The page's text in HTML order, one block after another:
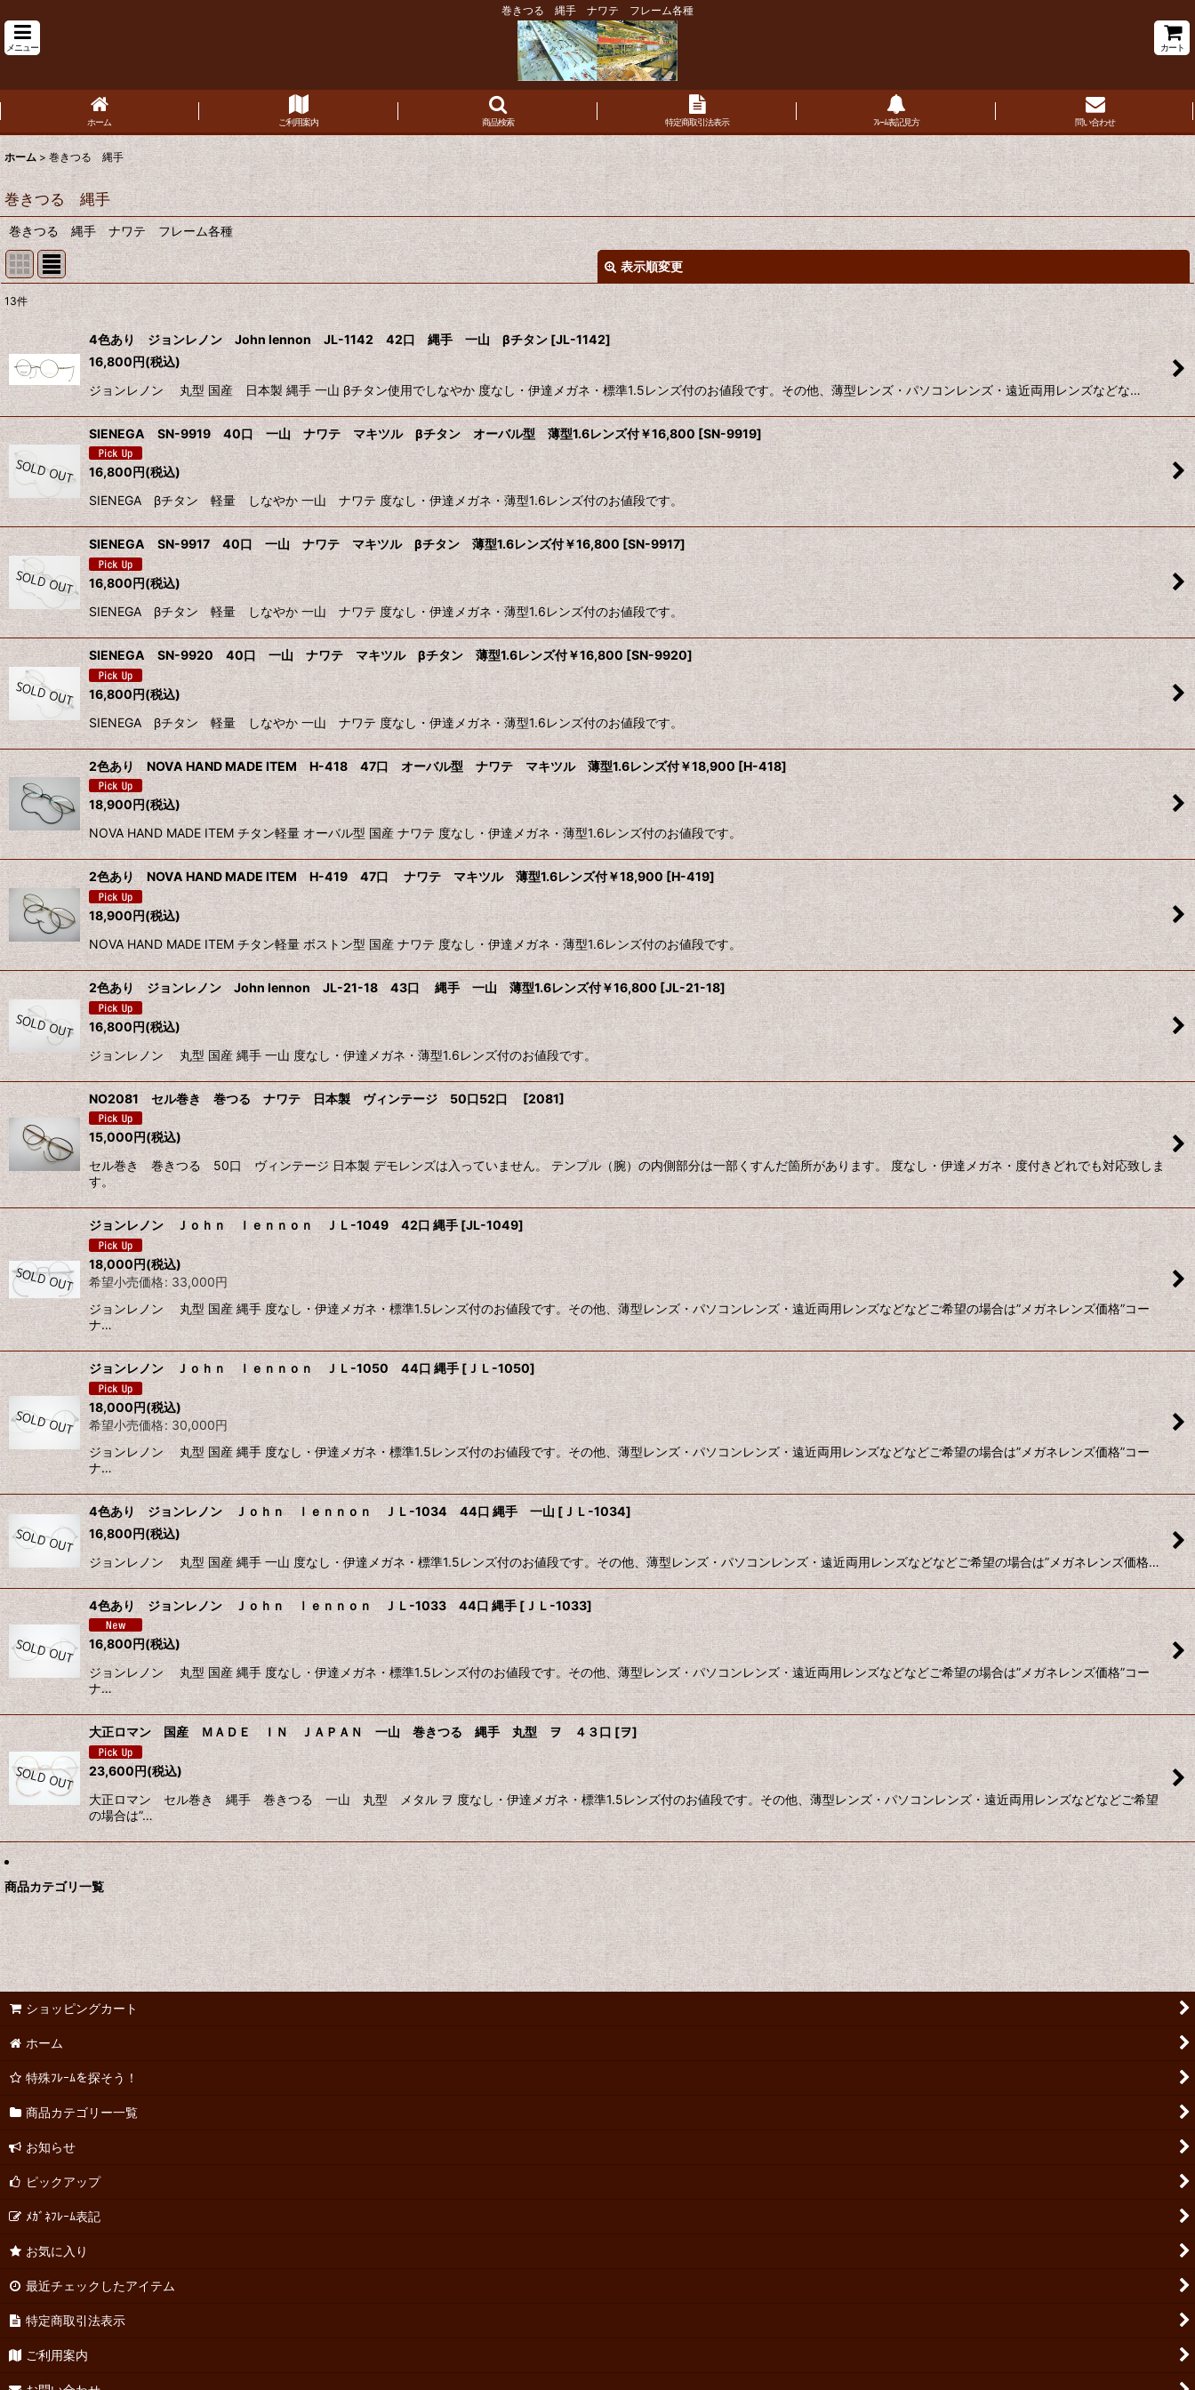
巻きつる 縄手 ナワテ フレーム各種
メニュー カート
ホーム ご利用案内 商品検索 特定商取引法表示 ﾌﾚｰﾑ表記見方 問い合わせ
ホーム > 巻きつる 縄手
巻きつる 縄手
巻きつる 縄手 ナワテ フレーム各種
表示順変更
表示数:
並び順:
絞り込む
13件
4色あり ジョンレノン John lennon JL-1142 42口 縄手 一山 βチタン [JL-1142]
16,800円(税込)
ジョンレノン 丸型 国産 日本製 縄手 一山 βチタン使用でしなやか 度なし・伊達メガネ・標準1.5レンズ付のお値段です。その他、薄型レンズ・パソコンレンズ・遠近両用レンズなどな…
SIENEGA SN-9919 40口 一山 ナワテ マキツル βチタン オーバル型 薄型1.6レンズ付￥16,800 [SN-9919]
16,800円(税込)
SIENEGA βチタン 軽量 しなやか 一山 ナワテ 度なし・伊達メガネ・薄型1.6レンズ付のお値段です。
SIENEGA SN-9917 40口 一山 ナワテ マキツル βチタン 薄型1.6レンズ付￥16,800 [SN-9917]
16,800円(税込)
SIENEGA βチタン 軽量 しなやか 一山 ナワテ 度なし・伊達メガネ・薄型1.6レンズ付のお値段です。
SIENEGA SN-9920 40口 一山 ナワテ マキツル βチタン 薄型1.6レンズ付￥16,800 [SN-9920]
16,800円(税込)
SIENEGA βチタン 軽量 しなやか 一山 ナワテ 度なし・伊達メガネ・薄型1.6レンズ付のお値段です。
2色あり NOVA HAND MADE ITEM H-418 47口 オーバル型 ナワテ マキツル 薄型1.6レンズ付￥18,900 [H-418]
18,900円(税込)
NOVA HAND MADE ITEM チタン軽量 オーバル型 国産 ナワテ 度なし・伊達メガネ・薄型1.6レンズ付のお値段です。
2色あり NOVA HAND MADE ITEM H-419 47口 ナワテ マキツル 薄型1.6レンズ付￥18,900 [H-419]
18,900円(税込)
NOVA HAND MADE ITEM チタン軽量 ボストン型 国産 ナワテ 度なし・伊達メガネ・薄型1.6レンズ付のお値段です。
2色あり ジョンレノン John lennon JL-21-18 43口 縄手 一山 薄型1.6レンズ付￥16,800 [JL-21-18]
16,800円(税込)
ジョンレノン 丸型 国産 縄手 一山 度なし・伊達メガネ・薄型1.6レンズ付のお値段です。
NO2081 セル巻き 巻つる ナワテ 日本製 ヴィンテージ 50口52口 [2081]
15,000円(税込)
セル巻き 巻きつる 50口 ヴィンテージ 日本製 デモレンズは入っていません。 テンプル（腕）の内側部分は一部くすんだ箇所があります。 度なし・伊達メガネ・度付きどれでも対応致しま
す。
ジョンレノン Ｊｏｈｎ ｌｅｎｎｏｎ ＪＬ-1049 42口 縄手 [JL-1049]
18,000円(税込)
希望小売価格: 33,000円
ジョンレノン 丸型 国産 縄手 度なし・伊達メガネ・標準1.5レンズ付のお値段です。その他、薄型レンズ・パソコンレンズ・遠近両用レンズなどなどご希望の場合は”メガネレンズ価格”コー
ナ…
ジョンレノン Ｊｏｈｎ ｌｅｎｎｏｎ ＪＬ-1050 44口 縄手 [ＪＬ-1050]
18,000円(税込)
希望小売価格: 30,000円
ジョンレノン 丸型 国産 縄手 度なし・伊達メガネ・標準1.5レンズ付のお値段です。その他、薄型レンズ・パソコンレンズ・遠近両用レンズなどなどご希望の場合は”メガネレンズ価格”コー
ナ…
4色あり ジョンレノン Ｊｏｈｎ ｌｅｎｎｏｎ ＪＬ-1034 44口 縄手 一山 [ ＪＬ-1034]
16,800円(税込)
ジョンレノン 丸型 国産 縄手 一山 度なし・伊達メガネ・標準1.5レンズ付のお値段です。その他、薄型レンズ・パソコンレンズ・遠近両用レンズなどなどご希望の場合は”メガネレンズ価格…
4色あり ジョンレノン Ｊｏｈｎ ｌｅｎｎｏｎ ＪＬ-1033 44口 縄手 [ ＪＬ-1033]
16,800円(税込)
ジョンレノン 丸型 国産 縄手 度なし・伊達メガネ・標準1.5レンズ付のお値段です。その他、薄型レンズ・パソコンレンズ・遠近両用レンズなどなどご希望の場合は”メガネレンズ価格”コー
ナ…
大正ロマン 国産 ＭＡＤＥ ＩＮ ＪＡＰＡＮ 一山 巻きつる 縄手 丸型 ヲ ４３口 [ヲ]
23,600円(税込)
大正ロマン セル巻き 縄手 巻きつる 一山 丸型 メタル ヲ 度なし・伊達メガネ・標準1.5レンズ付のお値段です。その他、薄型レンズ・パソコンレンズ・遠近両用レンズなどなどご希望
の場合は”…
商品カテゴリ一覧
ショッピングカート
ホーム
特殊ﾌﾚｰﾑを探そう！
商品カテゴリー一覧
お知らせ
ピックアップ
ﾒｶﾞﾈﾌﾚｰﾑ表記
お気に入り
最近チェックしたアイテム
特定商取引法表示
ご利用案内